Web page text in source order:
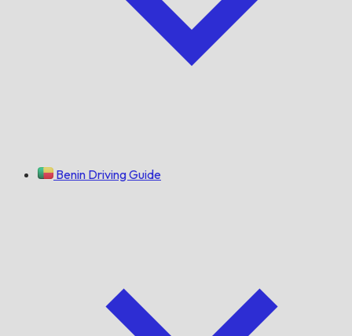
Benin Driving Guide